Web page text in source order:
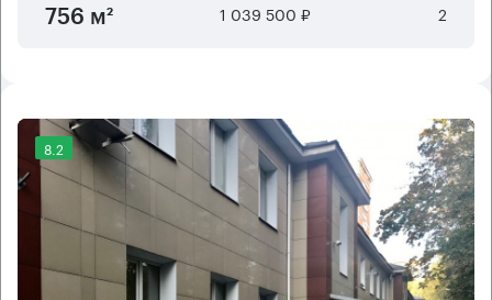
756 м² 1 039 500 ₽ 2
8.2